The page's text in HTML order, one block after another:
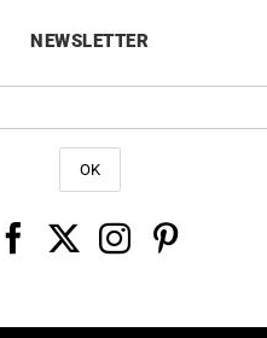
NEWSLETTER